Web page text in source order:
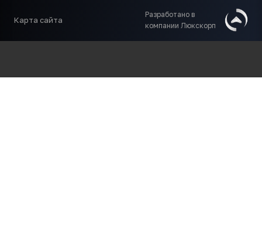
Карта сайта
Разработано в
компании Люкскорп